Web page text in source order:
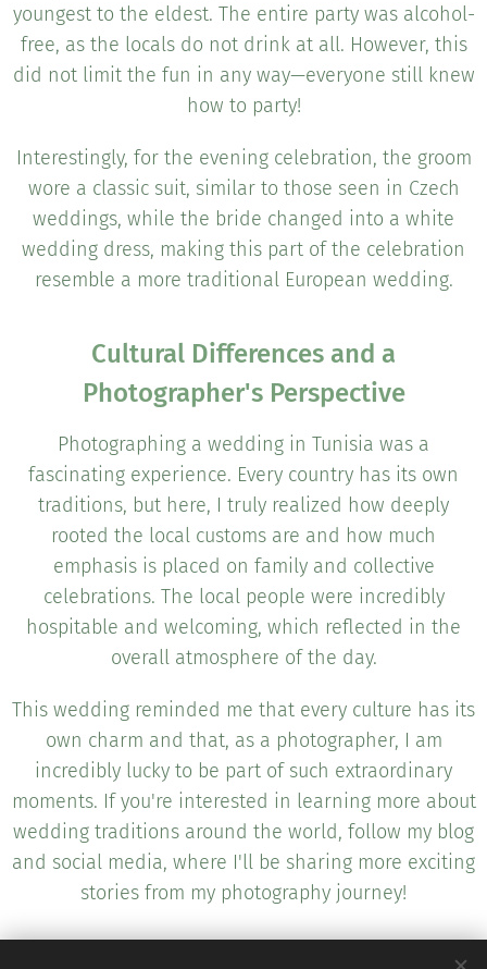
youngest to the eldest. The entire party was alcohol-
free, as the locals do not drink at all. However, this
did not limit the fun in any way—everyone still knew
how to party!
Interestingly, for the evening celebration, the groom
wore a classic suit, similar to those seen in Czech
weddings, while the bride changed into a white
wedding dress, making this part of the celebration
resemble a more traditional European wedding.
Cultural Differences and a
Photographer's Perspective
Photographing a wedding in Tunisia was a
fascinating experience. Every country has its own
traditions, but here, I truly realized how deeply
rooted the local customs are and how much
emphasis is placed on family and collective
celebrations. The local people were incredibly
hospitable and welcoming, which reflected in the
overall atmosphere of the day.
This wedding reminded me that every culture has its
own charm and that, as a photographer, I am
incredibly lucky to be part of such extraordinary
moments. If you're interested in learning more about
wedding traditions around the world, follow my blog
and social media, where I'll be sharing more exciting
stories from my photography journey!